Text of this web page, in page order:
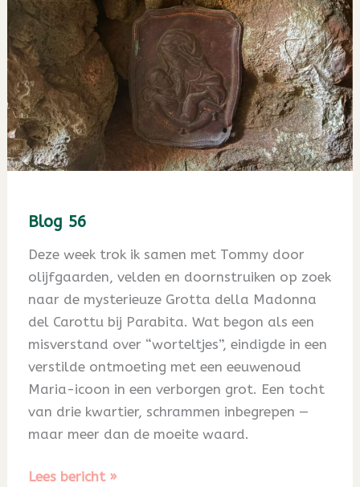
Blog 56
Deze week trok ik samen met Tommy door
olijfgaarden, velden en doornstruiken op zoek
naar de mysterieuze Grotta della Madonna
del Carottu bij Parabita. Wat begon als een
misverstand over “worteltjes”, eindigde in een
verstilde ontmoeting met een eeuwenoud
Maria-icoon in een verborgen grot. Een tocht
van drie kwartier, schrammen inbegrepen —
maar meer dan de moeite waard.
Blog
Lees bericht »